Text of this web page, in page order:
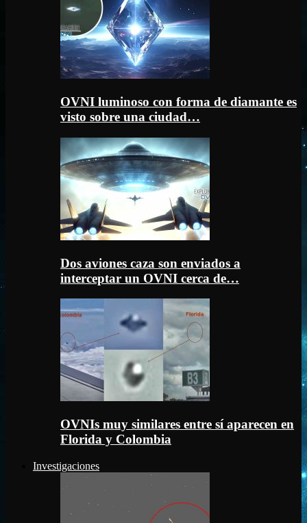
OVNI luminoso con forma de diamante es
visto sobre una ciudad…
Dos aviones caza son enviados a
interceptar un OVNI cerca de…
OVNIs muy similares entre sí aparecen en
Florida y Colombia
Investigaciones